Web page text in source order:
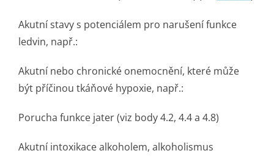
Akutní stavy s potenciálem pro narušení funkce
ledvin, např.:
Akutní nebo chronické onemocnění, které může
být příčinou tkáňové hypoxie, např.:
Porucha funkce jater (viz body 4.2, 4.4 a 4.8)
Akutní intoxikace alkoholem, alkoholismus